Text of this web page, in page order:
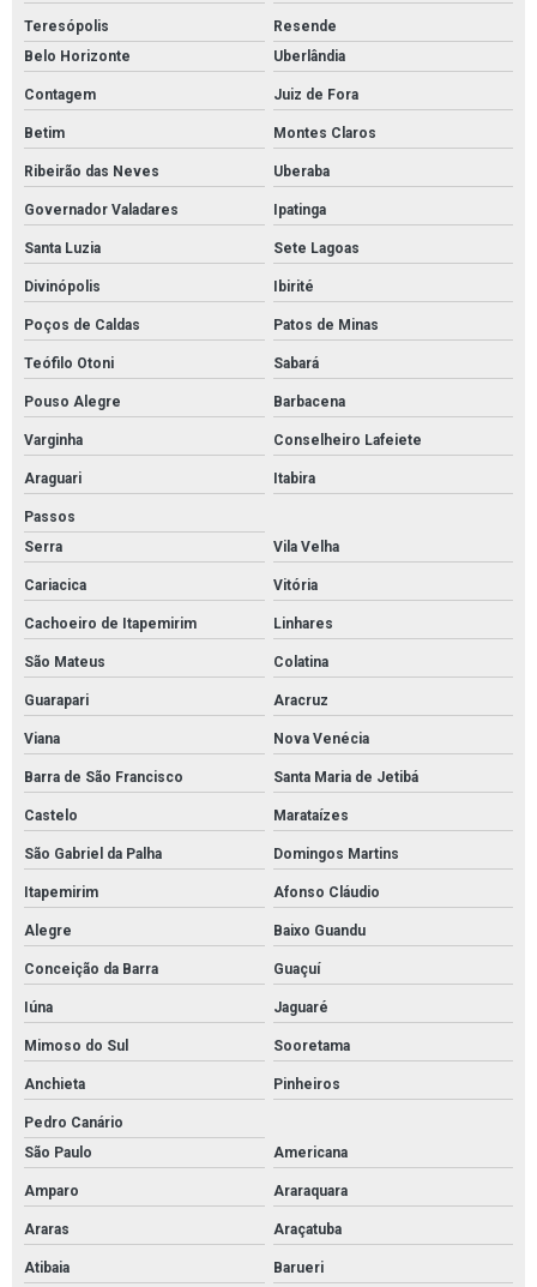
Teresópolis
Resende
Belo Horizonte
Uberlândia
Contagem Juiz de Fora
Betim Montes Claros
Ribeirão das Neves Uberaba
Governador Valadares Ipatinga
Santa Luzia Sete Lagoas
Divinópolis Ibirité
Poços de Caldas Patos de Minas
Teófilo Otoni Sabará
Pouso Alegre Barbacena
Varginha Conselheiro Lafeiete
Araguari Itabira
Passos
Serra
Vila Velha
Cariacica Vitória
Cachoeiro de Itapemirim Linhares
São Mateus Colatina
Guarapari Aracruz
Viana Nova Venécia
Barra de São Francisco Santa Maria de Jetibá
Castelo Marataízes
São Gabriel da Palha Domingos Martins
Itapemirim Afonso Cláudio
Alegre Baixo Guandu
Conceição da Barra Guaçuí
Iúna Jaguaré
Mimoso do Sul Sooretama
Anchieta Pinheiros
Pedro Canário
São Paulo
Americana
Amparo Araraquara
Araras Araçatuba
Atibaia Barueri